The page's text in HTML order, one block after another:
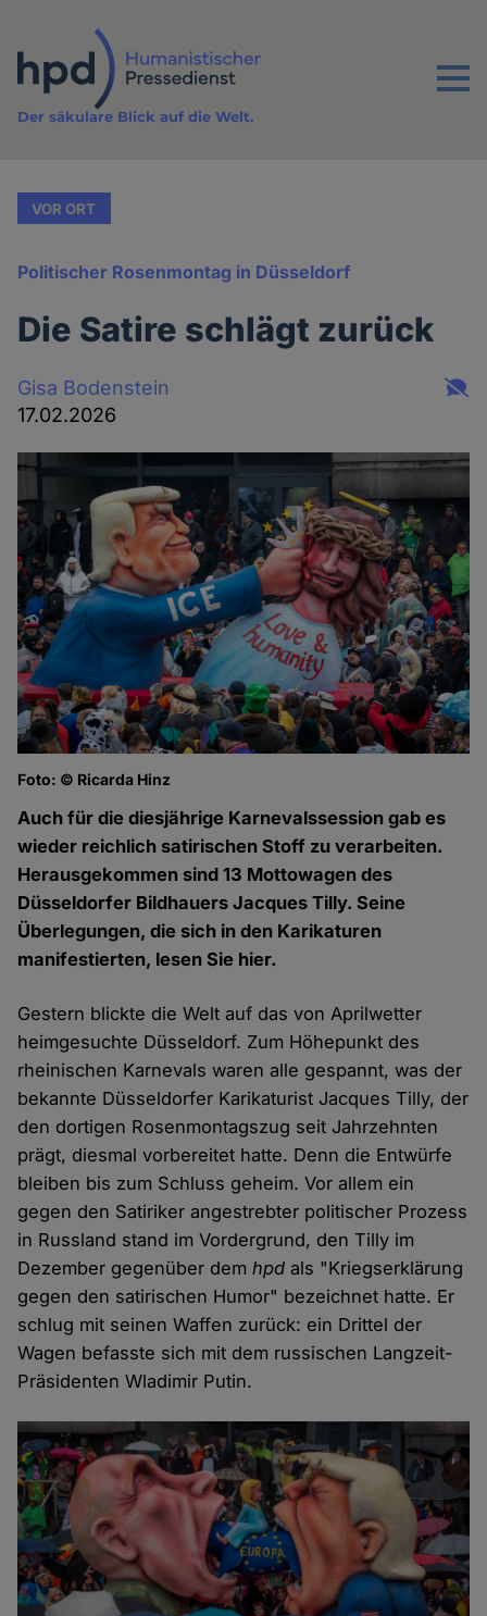
Inhalt
Menu
Der säkulare Blick auf die Welt.
VOR ORT
Politischer Rosenmontag in Düsseldorf
Die Satire schlägt zurück
Gisa Bodenstein
17.02.2026
Foto: © Ricarda Hinz
Auch für die diesjährige Karnevalssession gab es
wieder reichlich satirischen Stoff zu verarbeiten.
Herausgekommen sind 13 Mottowagen des
Düsseldorfer Bildhauers Jacques Tilly. Seine
Überlegungen, die sich in den Karikaturen
manifestierten, lesen Sie hier.
Gestern blickte die Welt auf das von Aprilwetter
heimgesuchte Düsseldorf. Zum Höhepunkt des
rheinischen Karnevals waren alle gespannt, was der
bekannte Düsseldorfer Karikaturist Jacques Tilly, der
den dortigen Rosenmontagszug seit Jahrzehnten
prägt, diesmal vorbereitet hatte. Denn die Entwürfe
bleiben bis zum Schluss geheim. Vor allem ein
gegen den Satiriker angestrebter politischer Prozess
in Russland stand im Vordergrund, den Tilly im
Dezember gegenüber demhpd als "Kriegserklärung
gegen den satirischen Humor" bezeichnet hatte. Er
schlug mit seinen Waffen zurück: ein Drittel der
Wagen befasste sich mit dem russischen Langzeit-
Präsidenten Wladimir Putin.